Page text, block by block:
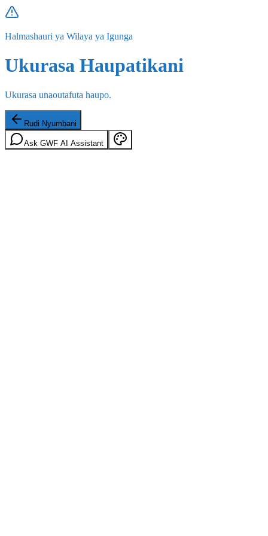
Halmashauri ya Wilaya ya Igunga
Ukurasa Haupatikani
Ukurasa unaoutafuta haupo.
Rudi Nyumbani
Ask GWF AI Assistant